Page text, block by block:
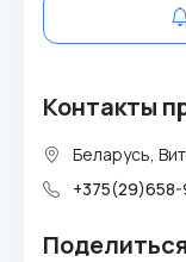
Контакты
Беларусь,
Поделиться